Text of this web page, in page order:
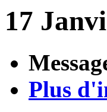
17
Plus